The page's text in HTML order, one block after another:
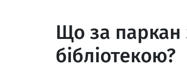
Що за паркан
бібліотекою?